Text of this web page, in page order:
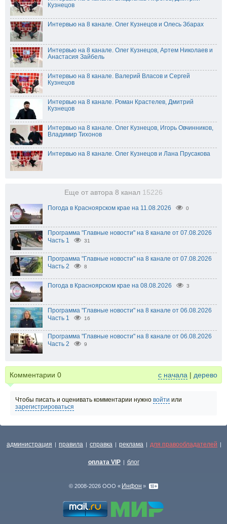
Кузнецов
Интервью на 8 канале. Олег Кузнецов и Олесь Збарах
Интервью на 8 канале. Олег Кузнецов, Артем Николаев и
Анастасия Зайбель
Интервью на 8 канале. Валерий Власов и Сергей
Кузнецов
Интервью на 8 канале. Роман Крастелев, Дмитрий
Кузнецов
Интервью на 8 канале. Олег Кузнецов, Игорь Овчинников,
Владимир Тихонов
Интервью на 8 канале. Олег Кузнецов и Лана Прусакова
Еще от автора 8 канал 15226
Погода в Красноярском крае на 11.08.2026 0
Программа "Главные новости" на 8 канале от 07.08.2026
Часть 1
31
Программа "Главные новости" на 8 канале от 07.08.2026
Часть 2
8
Погода в Красноярском крае на 08.08.2026 3
Программа "Главные новости" на 8 канале от 06.08.2026
Часть 1
16
Программа "Главные новости" на 8 канале от 06.08.2026
Часть 2
9
Комментарии 0 с начала | дерево
Чтобы писать и оценивать комментарии нужно войти или
зарегистрироваться
администрация | правила | справка | реклама | для правообладателей |
оплата VIP | блог
© 2008-2026 ООО « Инфон »